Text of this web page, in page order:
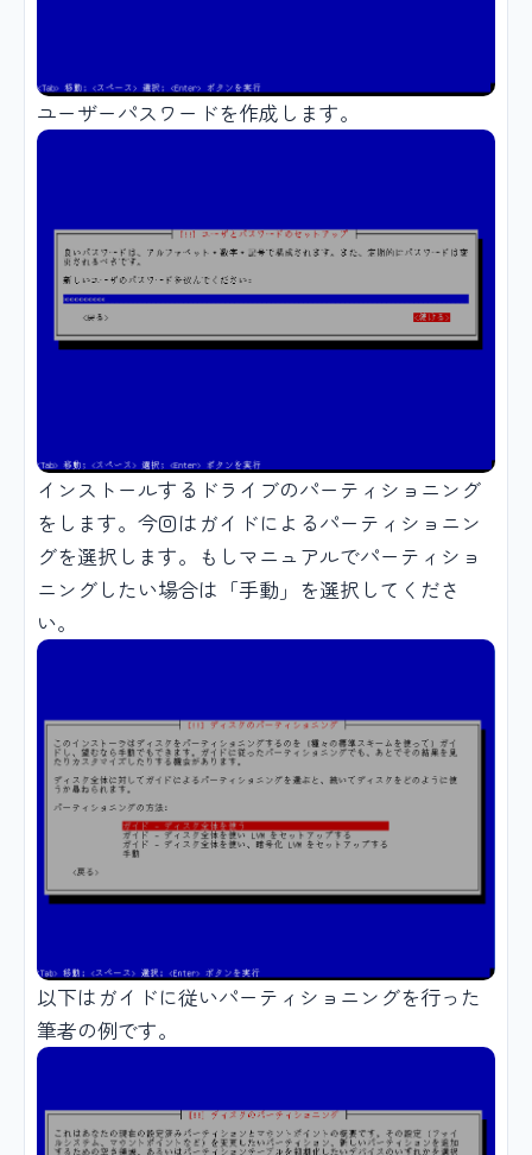
ユーザーパスワードを作成します。
インストールするドライブのパーティショニング
をします。今回はガイドによるパーティショニン
グを選択します。もしマニュアルでパーティショ
ニングしたい場合は「手動」を選択してくださ
い。
以下はガイドに従いパーティショニングを行った
筆者の例です。